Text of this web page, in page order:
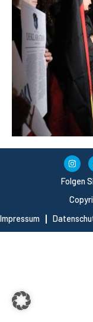
Impressum
Folgen